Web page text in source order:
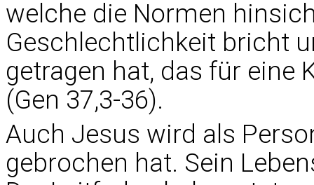
welche die Normen
Geschlechtlichkeit bricht
getragen hat, das für eine
(Gen 37,3-36).
Auch Jesus wird als
gebrochen hat. Sein